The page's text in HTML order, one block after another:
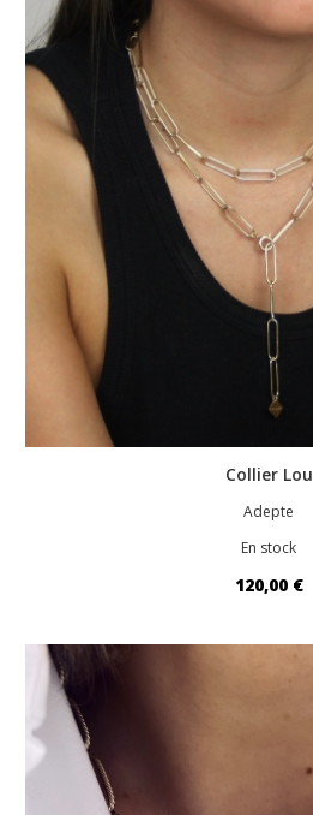
Collier Lou
Adepte
En stock
120,00 €